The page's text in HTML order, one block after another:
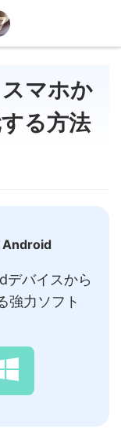
マホか
る方法
Android
デバイスから
強力ソフト